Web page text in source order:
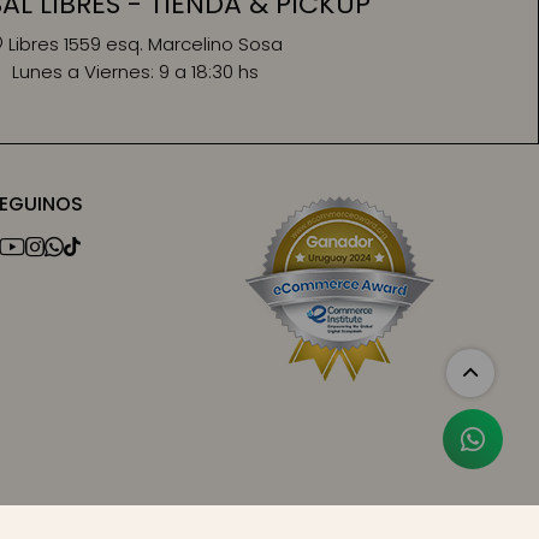

Libres 1559 esq. Marcelino Sosa
Lunes a Viernes: 9 a 18:30 hs